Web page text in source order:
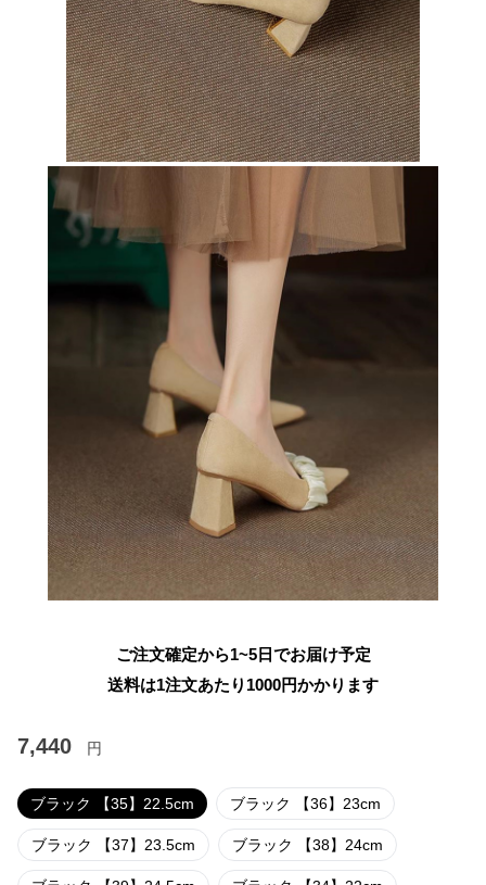
ご注文確定から1~5日でお届け予定
送料は1注文あたり 1000円かかります
7,440 円
ブラック 【35】22.5cm ブラック 【36】23cm
ブラック 【37】23.5cm ブラック 【38】24cm